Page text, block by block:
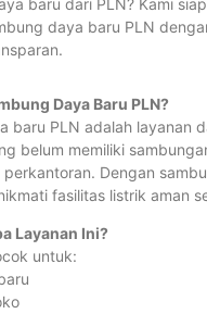
baru dari PLN? Kami
daya baru PLN
Daya Baru PLN?
baru PLN adalah layanan
belum memiliki
Dengan
fasilitas listrik aman
Layanan Ini?
untuk: